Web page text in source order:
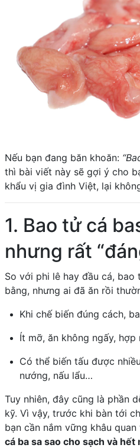
Nếu bạn đang băn khoăn:
thì bài viết này sẽ gợi ý cho
khẩu vị gia đình Việt, lại
1. Bao tử cá
nhưng rất
So với phi lê hay đầu cá,
bằng, nhưng ai đã ăn rồi
Khi chế biến đúng cách,
Ít mỡ, ăn không ngấy,
Có thể biến tấu được
nướng, nấu lẩu…
Tuy nhiên, đây cũng là phần
kỹ. Vì vậy, trước khi bàn tới
bạn cần nắm vững khâu
cá ba sa sao cho sạch và hết